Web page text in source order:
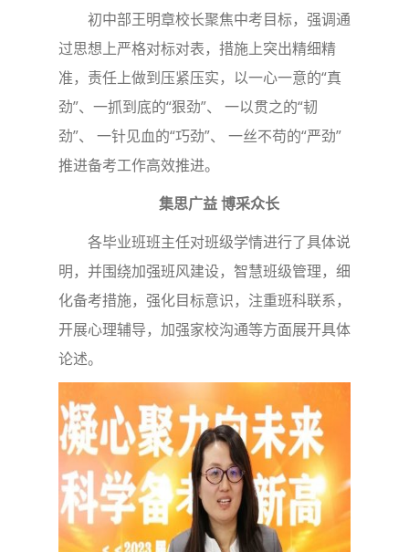
初中部王明章校长聚焦中考目标，强调通
过思想上严格对标对表，措施上突出精细精
准，责任上做到压紧压实，以一心一意的“真
劲”、一抓到底的“狠劲”、 一以贯之的“韧
劲”、 一针见血的“巧劲”、 一丝不苟的“严劲”
推进备考工作高效推进。
集思广益 博采众长
各毕业班班主任对班级学情进行了具体说
明，并围绕加强班风建设，智慧班级管理，细
化备考措施，强化目标意识，注重班科联系，
开展心理辅导，加强家校沟通等方面展开具体
论述。